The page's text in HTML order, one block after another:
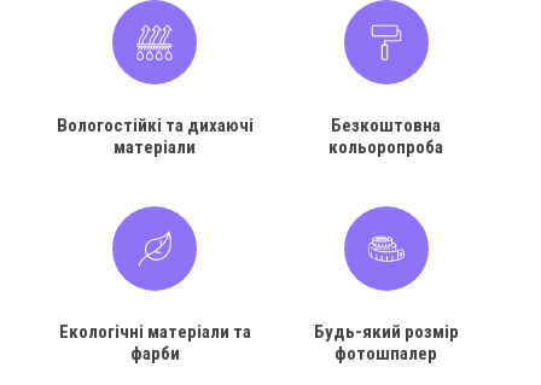
Вологостійкі та дихаючі
матеріали
Безкоштовна
кольоропроба
Екологічні матеріали та
фарби
Будь-який розмір
фотошпалер